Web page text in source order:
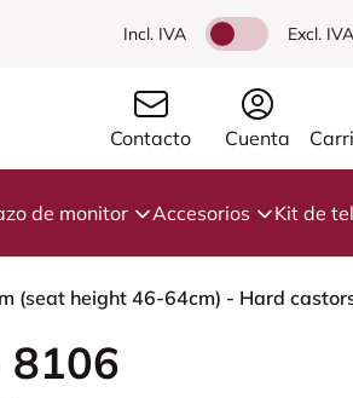
Incl. IVA Excl. IVA
Contacto Cuenta
de monitor Accesorios Kit de
(seat height 46-64cm) - Hard
8106